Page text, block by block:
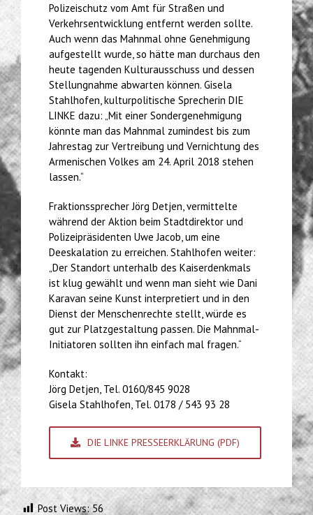
Polizeischutz vom Amt für Straßen und
Verkehrsentwicklung entfernt werden sollte.
Auch wenn das Mahnmal ohne Genehmigung
aufgestellt wurde, so hätte man durchaus den
heute tagenden Kulturausschuss und dessen
Stellungnahme abwarten können. Gisela
Stahlhofen, kulturpolitische Sprecherin DIE
LINKE dazu: „Mit einer Sondergenehmigung
könnte man das Mahnmal zumindest bis zum
Jahrestag zur Vertreibung und Vernichtung des
Armenischen Volkes am 24. April 2018 stehen
lassen.“
Fraktionssprecher Jörg Detjen, vermittelte
während der Aktion beim Stadtdirektor und
Polizeipräsidenten Uwe Jacob, um eine
Deeskalation zu erreichen. Stahlhofen weiter:
„Der Standort unterhalb des Kaiserdenkmals
ist klug gewählt und wenn man sieht wie Dani
Karavan seine Kunst interpretiert und in den
Dienst der Menschenrechte stellt, würde es
gut zur Platzgestaltung passen. Die Mahnmal-
Initiatoren sollten ihn einfach mal fragen.“
Kontakt:
Jörg Detjen, Tel. 0160/845 9028
Gisela Stahlhofen, Tel. 0178 / 543 93 28
DIE LINKE PRESSEERKLÄRUNG (PDF)
Post Views: 56